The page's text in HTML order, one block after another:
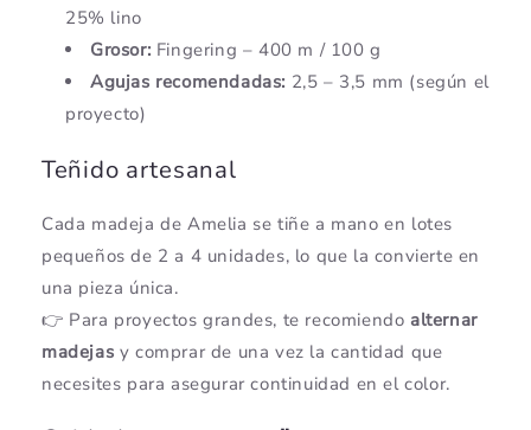
25% lino
Grosor: Fingering – 400 m / 100 g
Agujas recomendadas: 2,5 – 3,5 mm (según el
proyecto)
Teñido artesanal
Cada madeja de Amelia se tiñe a mano en lotes
pequeños de 2 a 4 unidades, lo que la convierte en
una pieza única.
👉 Para proyectos grandes, te recomiendoalternar
madejas y comprar de una vez la cantidad que
necesites para asegurar continuidad en el color.